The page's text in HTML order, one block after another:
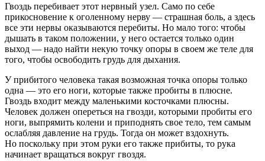
Гвоздь перебивает этот нервный узел. Само по себе
прикосновение к оголенному нерву — страшная боль, а здесь
все эти нервы оказываются перебиты. Но мало того: чтобы
дышать в таком положении, у него остается только один
выход — надо найти некую точку опоры в своем же теле для
того, чтобы освободить грудь для дыхания.
У прибитого человека такая возможная точка опоры только
одна — это его ноги, которые также пробиты в плюсне.
Гвоздь входит между маленькими косточками плюсны.
Человек должен опереться на гвозди, которыми пробиты его
ноги, выпрямить колени и приподнять свое тело, тем самым
ослабляя давление на грудь. Тогда он может вздохнуть.
Но поскольку при этом руки его также прибиты, то рука
начинает вращаться вокруг гвоздя.